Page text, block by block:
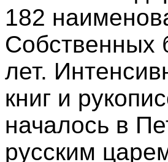
182
Собственных
лет.
книг и
началось в
русским